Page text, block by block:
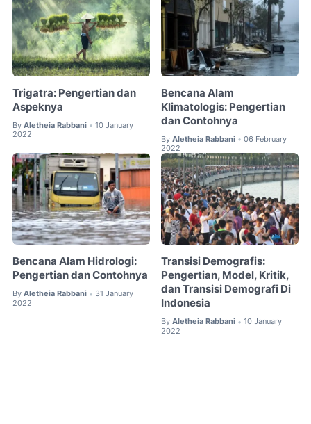
Trigatra: Pengertian dan
Aspeknya
By Aletheia Rabbani • 10 January
2022
Bencana Alam
Klimatologis: Pengertian
dan Contohnya
By Aletheia Rabbani • 06 February
2022
Bencana Alam Hidrologi:
Pengertian dan Contohnya
By Aletheia Rabbani • 31 January
2022
Transisi Demografis:
Pengertian, Model, Kritik,
dan Transisi Demografi Di
Indonesia
By Aletheia Rabbani • 10 January
2022